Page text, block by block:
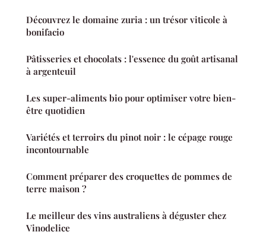
Découvrez le domaine zuria : un trésor viticole à
bonifacio
Pâtisseries et chocolats : l'essence du goût artisanal
à argenteuil
Les super-aliments bio pour optimiser votre bien-
être quotidien
Variétés et terroirs du pinot noir : le cépage rouge
incontournable
Comment préparer des croquettes de pommes de
terre maison ?
Le meilleur des vins australiens à déguster chez
Vinodelice